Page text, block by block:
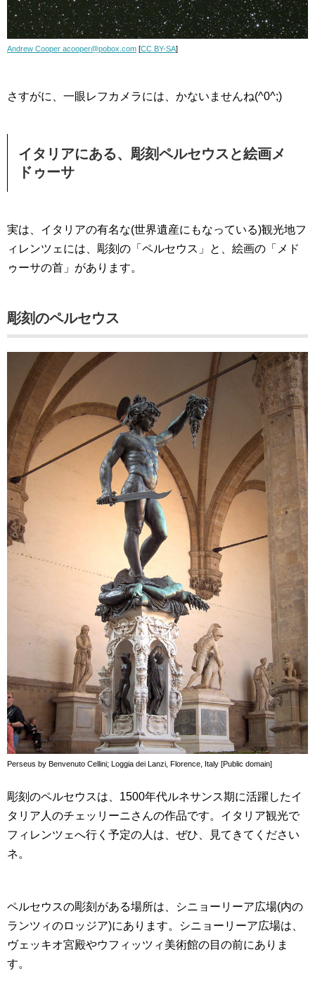
Andrew Cooper acooper@pobox.com [CC BY-SA]
さすがに、一眼レフカメラには、かないませんね(^0^;)
イタリアにある、彫刻ペルセウスと絵画メ
ドゥーサ
実は、イタリアの有名な(世界遺産にもなっている)観光地フ
ィレンツェには、彫刻の「ペルセウス」と、絵画の「メド
ゥーサの首」があります。
彫刻のペルセウス
Perseus by Benvenuto Cellini; Loggia dei Lanzi, Florence, Italy [Public domain]
彫刻のペルセウスは、1500年代ルネサンス期に活躍したイ
タリア人のチェッリーニさんの作品です。イタリア観光で
フィレンツェへ行く予定の人は、ぜひ、見てきてください
ネ。
ペルセウスの彫刻がある場所は、シニョーリーア広場(内の
ランツィのロッジア)にあります。シニョーリーア広場は、
ヴェッキオ宮殿やウフィッツィ美術館の目の前にありま
す。